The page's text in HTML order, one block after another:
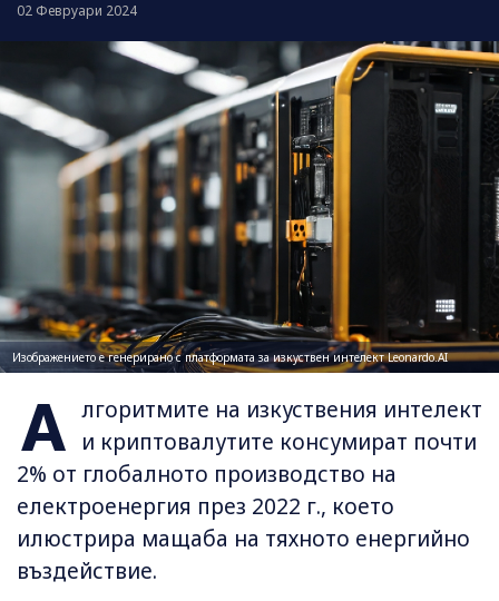
02 Февруари 2024
Изображението е генерирано с платформата за изкуствен интелект Leonardo.AI
А лгоритмите на изкуствения интелект
и криптовалутите консумират почти
2% от глобалното производство на
електроенергия през 2022 г., което
илюстрира мащаба на тяхното енергийно
въздействие.